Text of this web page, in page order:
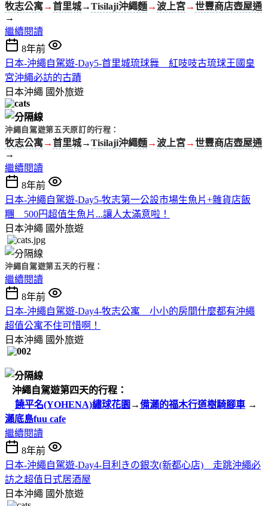
牧志公寓→首里城→Tisilaji沖繩麵→波上宮→世豐商店壺屋通
→
繼續閱讀
8年前
日本-沖繩自駕遊-Day5-首里城琉球舞 紅吱吱古琉球王國皇
宮沖繩必訪的古蹟
日本沖繩 國外旅遊
沖繩自駕遊第五天原訂的行程：
牧志公寓→首里城→Tisilaji沖繩麵→波上宮→世豐商店壺屋通
→
繼續閱讀
8年前
日本-沖繩自駕遊-Day5-牧志第一公設市場生魚片+雜貨店飯
糰 500円超值生魚片...讓人太滿意啦！
日本沖繩 國外旅遊
沖繩自駕遊第五天的行程：
繼續閱讀
8年前
日本-沖繩自駕遊-Day4-牧志公寓 小小的房間什麼都有沖繩
超值公寓不住可惜啊！
日本沖繩 國外旅遊
沖繩自駕遊第四天的行程：
饒平名(YOHENA)繡球花園 →備瀨的福木行道樹騎腳車→
瀨底島fuu cafe
繼續閱讀
8年前
日本-沖繩自駕遊-Day4-目利きの銀次(新都心店) 走跳沖繩必
訪之超值日式居酒屋
日本沖繩 國外旅遊